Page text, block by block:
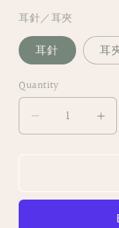
CHATELLE
Ivory
PAMPAS
赤
VERMILLION
耳針／耳夾
耳針 耳
Quantity
Decrease
quantity